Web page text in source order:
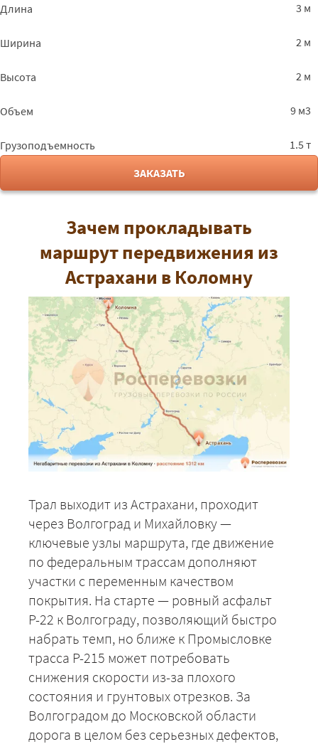
Длина 3 м
Ширина 2 м
Высота 2 м
Объем 9 м3
Грузоподъемность
1.5 т
ЗАКАЗАТЬ
Зачем прокладывать
маршрут передвижения из
Астрахани в Коломну
Трал выходит из Астрахани, проходит
через Волгоград и Михайловку —
ключевые узлы маршрута, где движение
по федеральным трассам дополняют
участки с переменным качеством
покрытия. На старте — ровный асфальт
Р-22 к Волгограду, позволяющий быстро
набрать темп, но ближе к Промысловке
трасса Р-215 может потребовать
снижения скорости из-за плохого
состояния и грунтовых отрезков. За
Волгоградом до Московской области
дорога в целом без серьезных дефектов,